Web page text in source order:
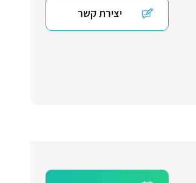
יצירת קשר